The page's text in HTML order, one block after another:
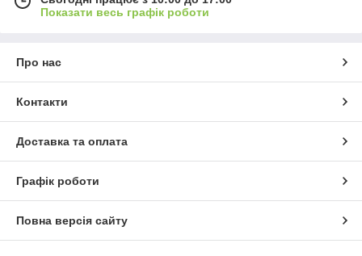
Показати весь графік роботи
Про нас
Контакти
Доставка та оплата
Графік роботи
Повна версія сайту